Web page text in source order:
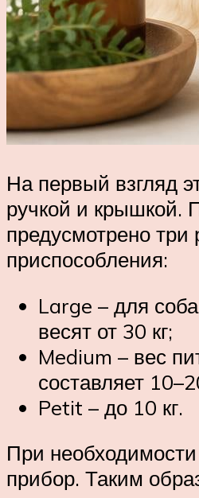
На первый взгляд
ручкой и крышкой.
предусмотрено три
приспособления:
Large – для
весят от 30 кг;
Medium – вес
составляет
Petit – до 10 кг.
При
прибор. Таким